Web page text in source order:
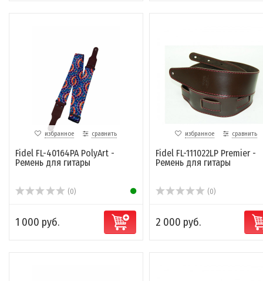
избранное сравнить
Fidel FL-40164PA PolyArt -
Ремень для гитары
(0)
1 000 руб.
избранное сравнить
Fidel FL-111022LP Premier -
Ремень для гитары
(0)
2 000 руб.